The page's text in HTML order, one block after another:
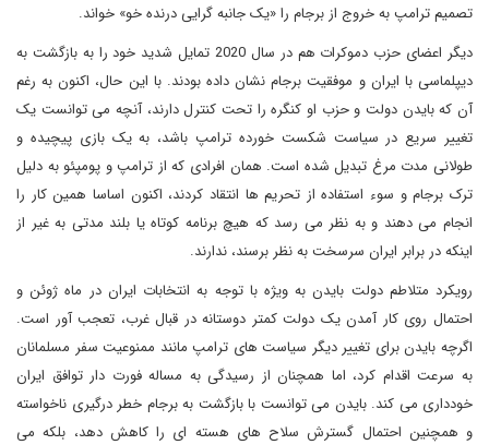
تصمیم ترامپ به خروج از برجام را «یک جانبه گرایی درنده خو» خواند.
دیگر اعضای حزب دموکرات هم در سال 2020 تمایل شدید خود را به بازگشت به
دیپلماسی با ایران و موفقیت برجام نشان داده بودند. با این حال، اکنون به رغم
آن که بایدن دولت و حزب او کنگره را تحت کنترل دارند، آنچه می توانست یک
تغییر سریع در سیاست شکست خورده ترامپ باشد، به یک بازی پیچیده و
طولانی مدت مرغ تبدیل شده است. همان افرادی که از ترامپ و پومپئو به دلیل
ترک برجام و سوء استفاده از تحریم ها انتقاد کردند، اکنون اساسا همین کار را
انجام می دهند و به نظر می رسد که هیچ برنامه کوتاه یا بلند مدتی به غیر از
اینکه در برابر ایران سرسخت به نظر برسند، ندارند.
رویکرد متلاطم دولت بایدن به ویژه با توجه به انتخابات ایران در ماه ژوئن و
احتمال روی کار آمدن یک دولت کمتر دوستانه در قبال غرب، تعجب آور است.
اگرچه بایدن برای تغییر دیگر سیاست های ترامپ مانند ممنوعیت سفر مسلمانان
به سرعت اقدام کرد، اما همچنان از رسیدگی به مساله فورت دار توافق ایران
خودداری می کند. بایدن می توانست با بازگشت به برجام خطر درگیری ناخواسته
و همچنین احتمال گسترش سلاح های هسته ای را کاهش دهد، بلکه می